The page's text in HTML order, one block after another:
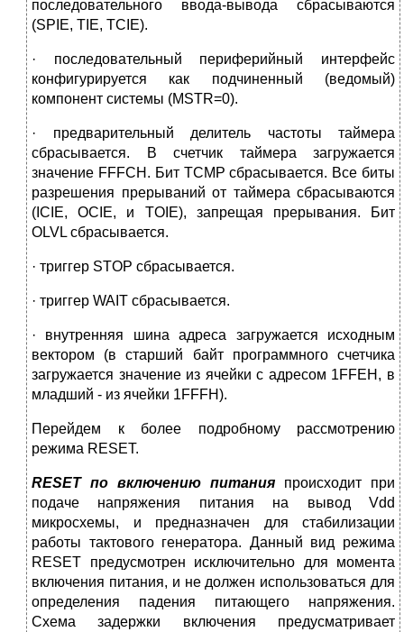
последовательного ввода-вывода сбрасываются
(SPIE, TIE, TCIE).
· последовательный периферийный интерфейс
конфигурируется как подчиненный (ведомый)
компонент системы (MSTR=0).
· предварительный делитель частоты таймера
сбрасывается. В счетчик таймера загружается
значение FFFCH. Бит TCMP сбрасывается. Все биты
разрешения прерываний от таймера сбрасываются
(ICIE, OCIE, и TOIE), запрещая прерывания. Бит
OLVL сбрасывается.
· триггер STOP сбрасывается.
· триггер WAIT сбрасывается.
· внутренняя шина адреса загружается исходным
вектором (в старший байт программного счетчика
загружается значение из ячейки с адресом 1FFEH, в
младший - из ячейки 1FFFH).
Перейдем к более подробному рассмотрению
режима RESET.
RESET по включению питания происходит при
подаче напряжения питания на вывод Vdd
микросхемы, и предназначен для стабилизации
работы тактового генератора. Данный вид режима
RESET предусмотрен исключительно для момента
включения питания, и не должен использоваться для
определения падения питающего напряжения.
Схема задержки включения предусматривает